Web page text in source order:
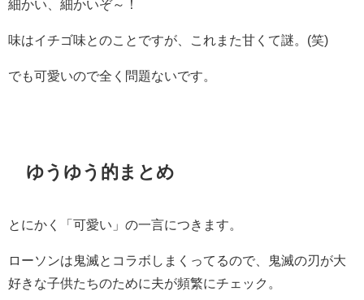
細かい、細かいぞ～！
味はイチゴ味とのことですが、これまた甘くて謎。(笑)
でも可愛いので全く問題ないです。
ゆうゆう的まとめ
とにかく「可愛い」の一言につきます。
ローソンは鬼滅とコラボしまくってるので、鬼滅の刃が大
好きな子供たちのために夫が頻繁にチェック。